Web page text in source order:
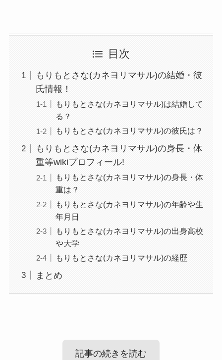
目次
もりもとさな(カネヨリマサル)の結婚・彼
氏情報！
もりもとさな(カネヨリマサル)は結婚して
る？
もりもとさな(カネヨリマサル)の彼氏は？
もりもとさな(カネヨリマサル)の身長・体
重等wikiプロフィール!
もりもとさな(カネヨリマサル)の身長・体
重は？
もりもとさな(カネヨリマサル)の年齢や生
年月日
もりもとさな(カネヨリマサル)の出身高校
や大学
もりもとさな(カネヨリマサル)の経歴
まとめ
記事の続きを読む